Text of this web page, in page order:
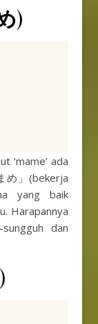
)
‘mame’ ada
め」(bekerja
yang baik
Harapannya
dan